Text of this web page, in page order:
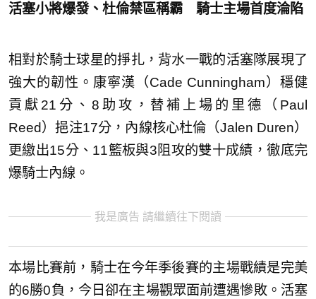
活塞小將爆發、杜倫禁區稱霸 騎士主場首度淪陷
相對於騎士球星的掙扎，背水一戰的活塞隊展現了
強大的韌性。康寧漢（Cade Cunningham）穩健
貢獻21分、8助攻，替補上場的里德（Paul
Reed）挹注17分，內線核心杜倫（Jalen Duren）
更繳出15分、11籃板與3阻攻的雙十成績，徹底完
爆騎士內線。
我是廣告 請繼續往下閱讀
本場比賽前，騎士在今年季後賽的主場戰績是完美
的6勝0負，今日卻在主場觀眾面前遭遇慘敗。活塞